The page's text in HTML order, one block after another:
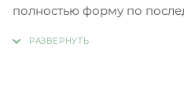
полностью форму по